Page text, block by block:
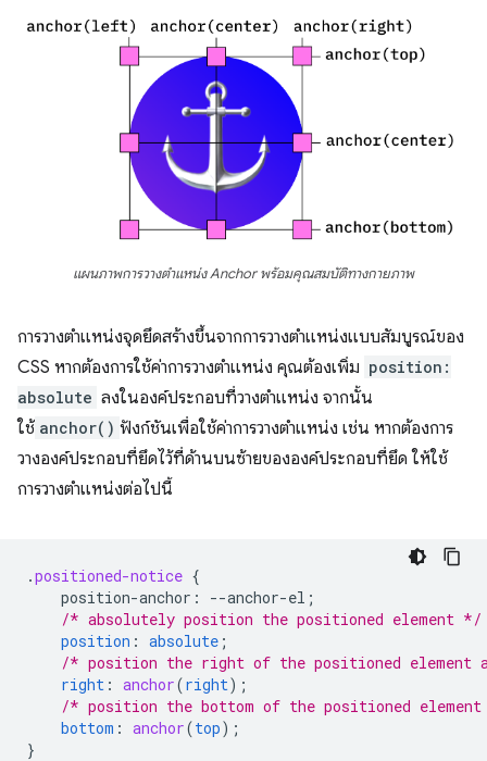
แผนภาพการวางตำแหน่ง Anchor พร้อมคุณสมบัติทางกายภาพ
การวางตำแหน่งจุดยึดสร้างขึ้นจากการวางตำแหน่งแบบสัมบูรณ์ของ
CSS หากต้องการใช้ค่าการวางตำแหน่ง คุณต้องเพิ่ม position:
absolute ลงในองค์ประกอบที่วางตำแหน่ง จากนั้น
ใช้ anchor() ฟังก์ชันเพื่อใช้ค่าการวางตำแหน่ง เช่น หากต้องการ
วางองค์ประกอบที่ยึดไว้ที่ด้านบนซ้ายขององค์ประกอบที่ยึด ให้ใช้
การวางตำแหน่งต่อไปนี้
.positioned-notice {
position-anchor : --anchor-el ;
/* absolutely position the positioned element */
position : absolute ;
/* position the right of the positioned element
right : anchor(right);
/* position the bottom of the positioned
bottom : anchor(top);
}